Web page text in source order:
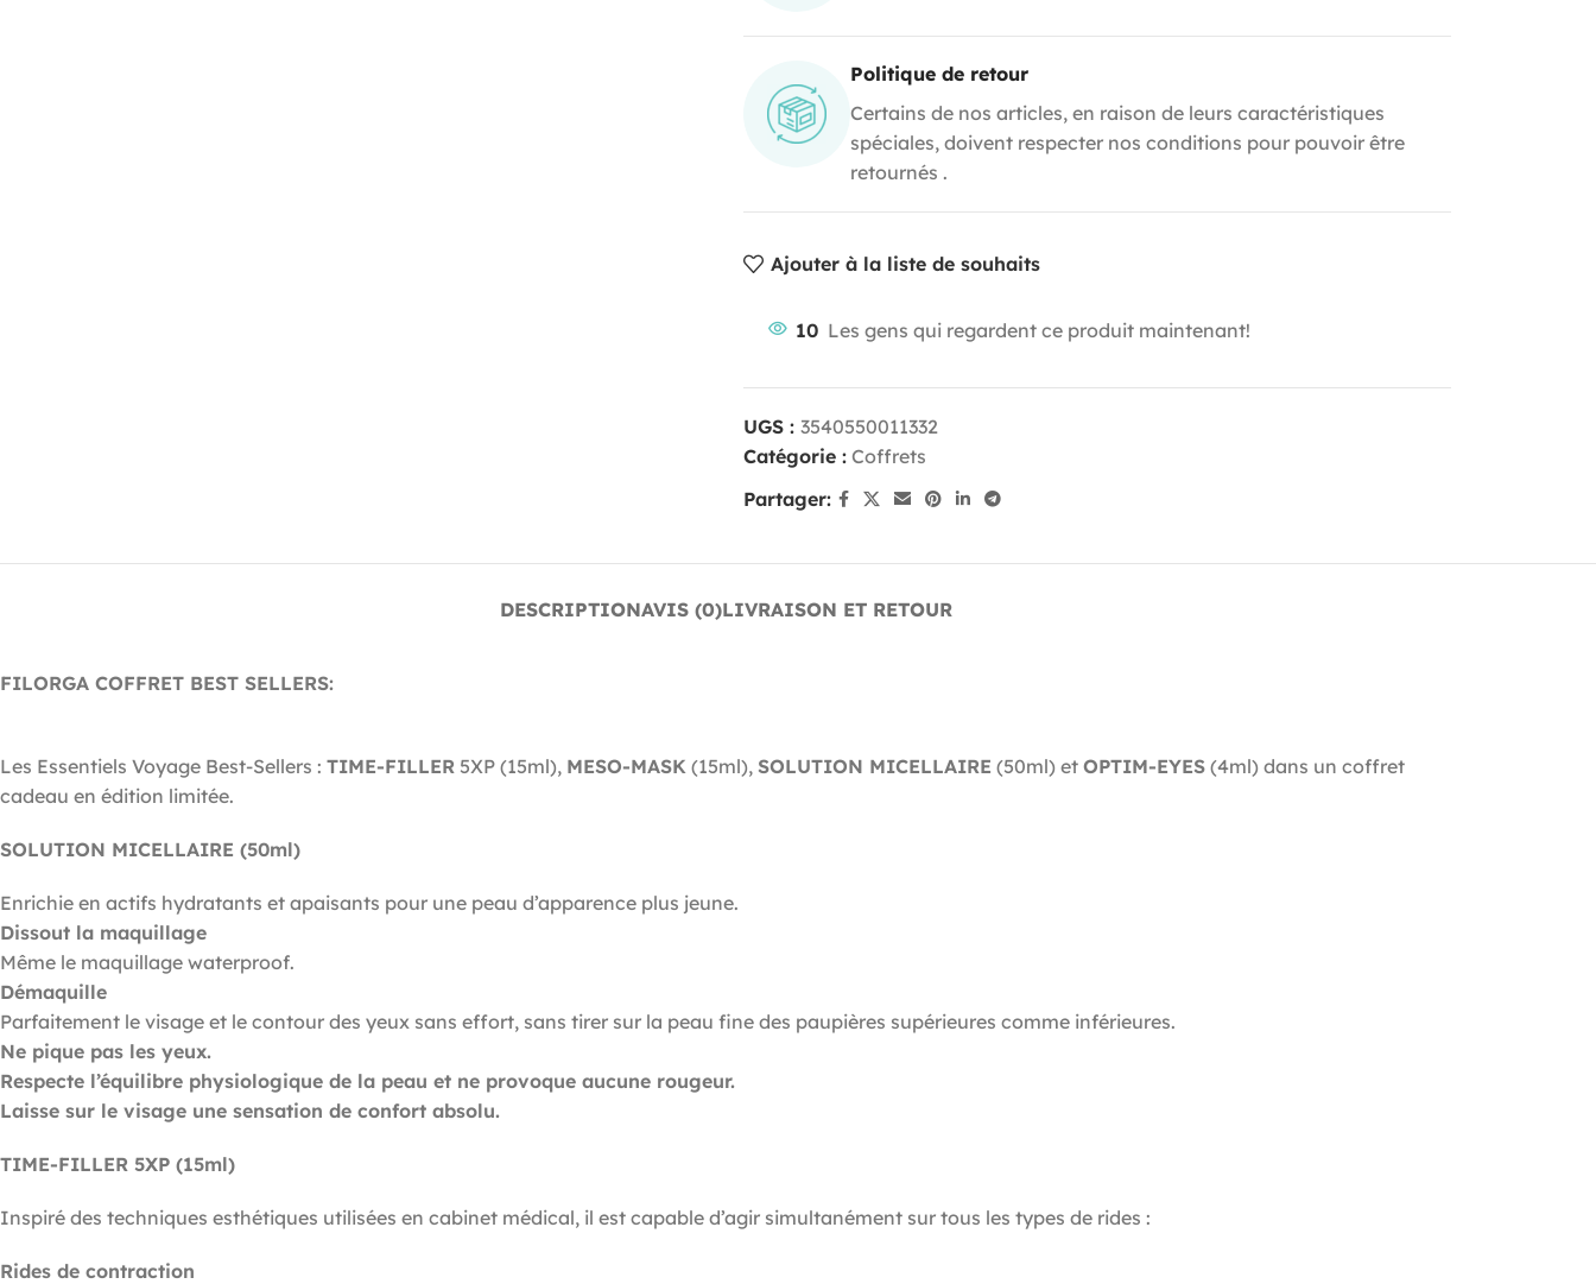
Politique de retour
Certains de nos articles, en raison de leurs caractéristiques
spéciales, doivent respecter nos conditions pour pouvoir être
retournés .
Ajouter à la liste de souhaits
10 Les gens qui regardent ce produit maintenant!
UGS : 3540550011332
Catégorie : Coffrets
Partager:
DESCRIPTIONAVIS (0)LIVRAISON ET RETOUR
FILORGA COFFRET BEST SELLERS:
Les Essentiels Voyage Best-Sellers : TIME-FILLER 5XP (15ml), MESO-MASK (15ml), SOLUTION MICELLAIRE (50ml) et OPTIM-EYES (4ml) dans un coffret
cadeau en édition limitée.
SOLUTION MICELLAIRE (50ml)
Enrichie en actifs hydratants et apaisants pour une peau d’apparence plus jeune.
Dissout la maquillage
Même le maquillage waterproof.
Démaquille
Parfaitement le visage et le contour des yeux sans effort, sans tirer sur la peau fine des paupières supérieures comme inférieures.
Ne pique pas les yeux.
Respecte l’équilibre physiologique de la peau et ne provoque aucune rougeur.
Laisse sur le visage une sensation de confort absolu.
TIME-FILLER 5XP (15ml)
Inspiré des techniques esthétiques utilisées en cabinet médical, il est capable d’agir simultanément sur tous les types de rides :
Rides de contraction